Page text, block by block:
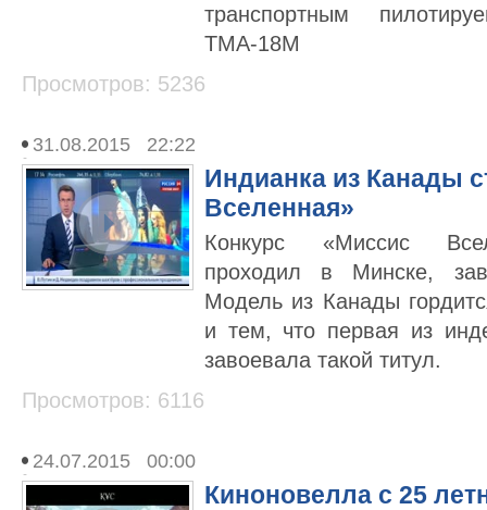
транспортным
ТМА-18М
Просмотров: 5236
31.08.2015 22:22
Индианка из Канады
Вселенная»
Конкурс «Миссис
проходил в Минске,
Модель из Канады
и тем, что первая из
завоевала такой титул.
Просмотров: 6116
24.07.2015 00:00
Киноновелла с 25